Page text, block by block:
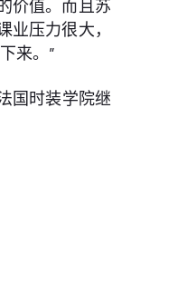
价值。而且苏
压力很大，
来。”
国时装学院继